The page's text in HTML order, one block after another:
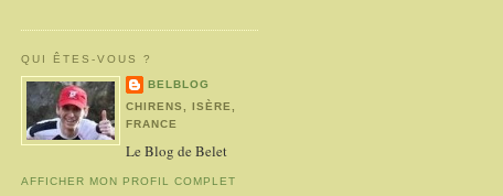
QUI ÊTES-VOUS ?
BELBLOG
CHIRENS, ISÈRE,
FRANCE
Le Blog de Belet
AFFICHER MON PROFIL COMPLET